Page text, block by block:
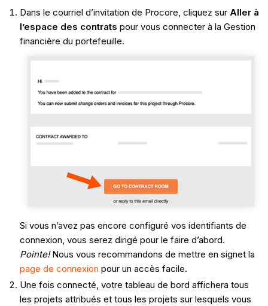
Dans le courriel d’invitation de Procore, cliquez sur Aller à
l’espace des contrats pour vous connecter à la Gestion
financière du portefeuille.
Si vous n’avez pas encore configuré vos identifiants de
connexion, vous serez dirigé pour le faire d’abord.
Pointe!Nous vous recommandons de mettre en signet la
page de connexion pour un accès facile.
Une fois connecté, votre tableau de bord affichera tous
les projets attribués et tous les projets sur lesquels vous